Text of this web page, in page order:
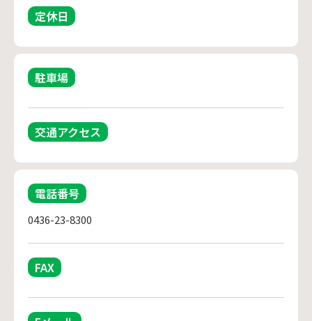
定休日
駐車場
交通アクセス
電話番号
0436-23-8300
FAX